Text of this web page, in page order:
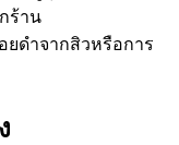
ร้าน
ยดำจากสิวหรือการ